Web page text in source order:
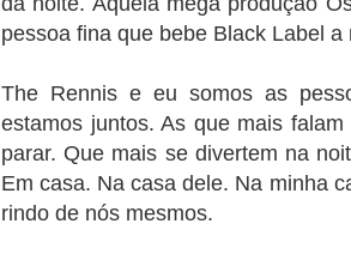
pessoa fina que bebe Black Label a
The Rennis e eu somos as
estamos juntos. As que mais
parar. Que mais se divertem na
Em casa. Na casa dele. Na minha
rindo de nós mesmos.